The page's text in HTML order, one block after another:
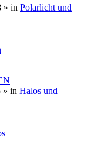
» in Polarlicht und
» in Halos und